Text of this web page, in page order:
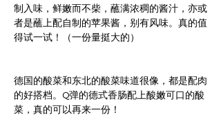
制入味，鲜嫩而不柴，蘸满浓稠的酱汁，亦或
者是蘸上配自制的苹果酱，别有风味。真的值
得试一试！（一份量挺大的）
德国的酸菜和东北的酸菜味道很像，都是配肉
的好搭档。Q弹的德式香肠配上酸嫩可口的酸
菜，真的可以再来一份！